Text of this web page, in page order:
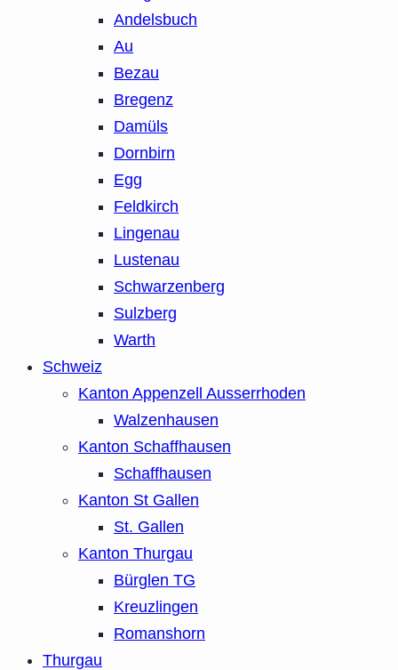
Andelsbuch
Au
Bezau
Bregenz
Damüls
Dornbirn
Egg
Feldkirch
Lingenau
Lustenau
Schwarzenberg
Sulzberg
Warth
Schweiz
Kanton Appenzell Ausserrhoden
Walzenhausen
Kanton Schaffhausen
Schaffhausen
Kanton St Gallen
St. Gallen
Kanton Thurgau
Bürglen TG
Kreuzlingen
Romanshorn
Thurgau